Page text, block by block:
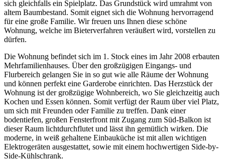
sich gleichfalls ein Spielplatz. Das Grundstück wird umrahmt von
altem Baumbestand. Somit eignet sich die Wohnung hervorragend
für eine große Familie. Wir freuen uns Ihnen diese schöne
Wohnung, welche im Bieterverfahren veräußert wird, vorstellen zu
dürfen.
Die Wohnung befindet sich im 1. Stock eines im Jahr 2008 erbauten
Mehrfamilienhauses. Über den großzügigen Eingangs- und
Flurbereich gelangen Sie in so gut wie alle Räume der Wohnung
und können perfekt eine Garderobe einrichten. Das Herzstück der
Wohnung ist der großzügige Wohnbereich, wo Sie gleichzeitig auch
Kochen und Essen können. Somit verfügt der Raum über viel Platz,
um sich mit Freunden oder Familie zu treffen. Dank einer
bodentiefen, großen Fensterfront mit Zugang zum Süd-Balkon ist
dieser Raum lichtdurchflutet und lässt ihn gemütlich wirken. Die
moderne, in weiß gehaltene Einbauküche ist mit allen wichtigen
Elektrogeräten ausgestattet, sowie mit einem hochwertigen Side-by-
Side-Kühlschrank.